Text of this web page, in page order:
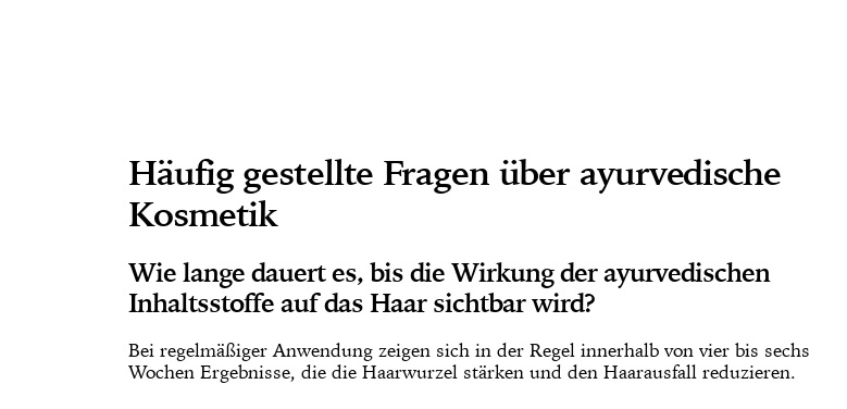
Häufig gestellte Fragen über ayurvedische
Kosmetik
Wie lange dauert es, bis die Wirkung der ayurvedischen
Inhaltsstoffe auf das Haar sichtbar wird?
Bei regelmäßiger Anwendung zeigen sich in der Regel innerhalb von vier bis sechs
Wochen Ergebnisse, die die Haarwurzel stärken und den Haarausfall reduzieren.